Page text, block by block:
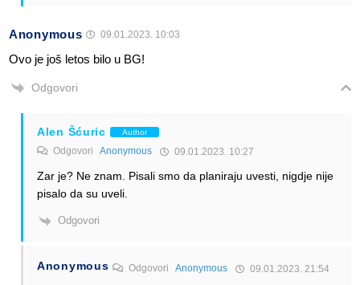
Anonymous 09.01.2023. 10:03
Ovo je još letos bilo u BG!
Odgovori
Alen Šćuric Author
Odgovori Anonymous 09.01.2023. 10:27
Zar je? Ne znam. Pisali smo da planiraju uvesti, nigdje nije
pisalo da su uveli.
Odgovori
Anonymous OdgovoriAnonymous 09.01.2023. 21:54